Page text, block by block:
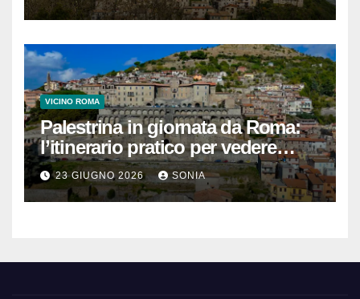
VICINO ROMA
Palestrina in giornata da Roma:
l’itinerario pratico per vedere
Santuario, Museo e centro
storico
23 GIUGNO 2026 SONIA